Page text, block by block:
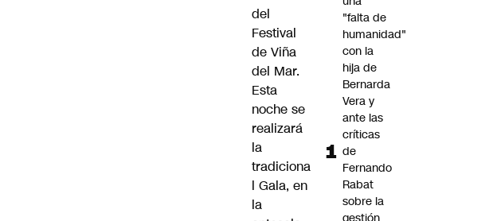
del
Festival
de Viña
del Mar.
Esta
noche se
realizará
la
tradiciona
l Gala, en
la
"falta de
humanidad"
con la
hija de
Bernarda
Vera y
ante las
críticas
de
Fernando
Rabat
sobre la